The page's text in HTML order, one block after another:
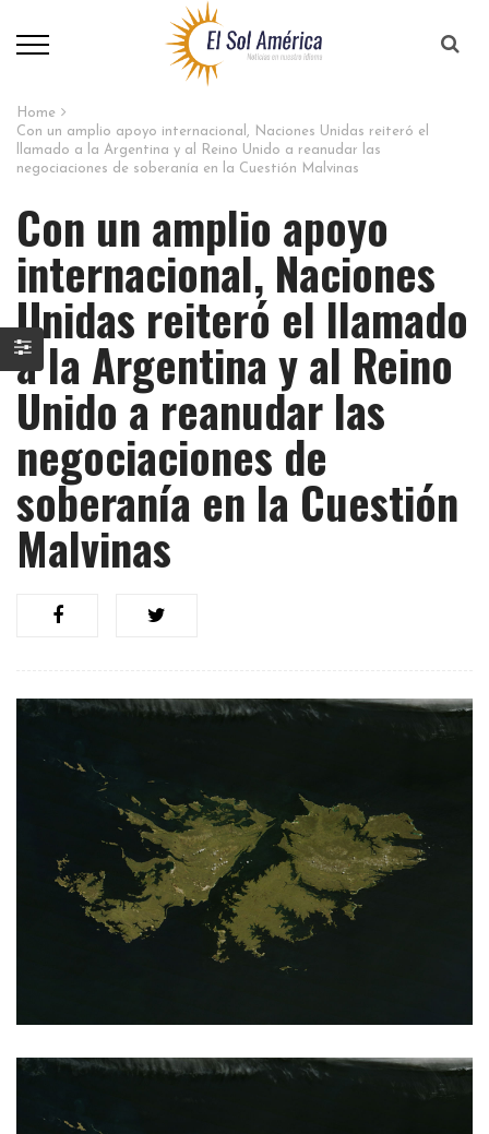
Home
Con un amplio apoyo internacional, Naciones Unidas reiteró el
llamado a la Argentina y al Reino Unido a reanudar las
negociaciones de soberanía en la Cuestión Malvinas
Con un amplio apoyo
internacional, Naciones
Unidas reiteró el llamado
a la Argentina y al Reino
Unido a reanudar las
negociaciones de
soberanía en la Cuestión
Malvinas